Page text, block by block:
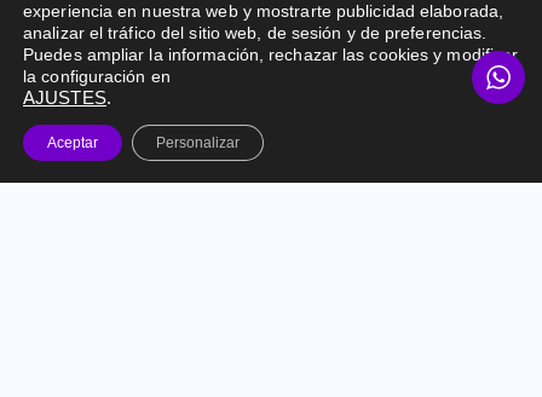
Online Marketing Prime © 2026. Todos los derechos
reservados. |Marketing Digital para empresas
experiencia en nuestra web y mostrarte publicidad elaborada,
analizar el tráfico del sitio web, de sesión y de preferencias.
Puedes ampliar la información, rechazar las cookies y modificar
la configuración en
AJUSTES.
Aceptar Personalizar